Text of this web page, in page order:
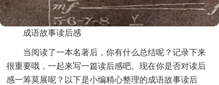
成语故事读后感
当阅读了一本名著后，你有什么总结呢？记录下来
很重要哦，一起来写一篇读后感吧。现在你是否对读后
感一筹莫展呢？以下是小编精心整理的成语故事读后